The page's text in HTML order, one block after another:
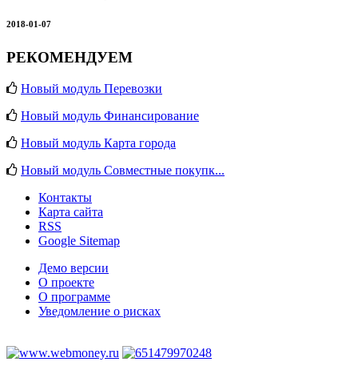
2018-01-07
РЕКОМЕНДУЕМ
Новый модуль Перевозки
Новый модуль Финансирование
Новый модуль Карта города
Новый модуль Совместные покупк...
Контакты
Карта сайта
RSS
Google Sitemap
Демо версии
О проекте
О программе
Уведомление о рисках